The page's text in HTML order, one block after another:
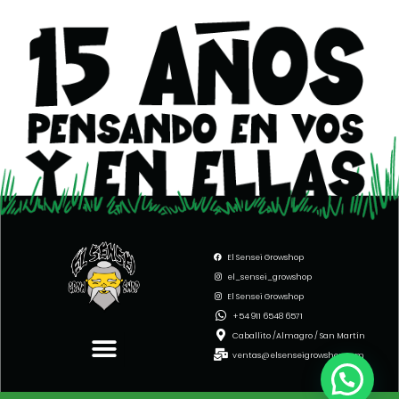
El Sensei Growshop
el_sensei_growshop
El Sensei Growshop
+54 911 6548 6571
Caballito /Almagro / San Martín
ventas@elsenseigrowshop.com